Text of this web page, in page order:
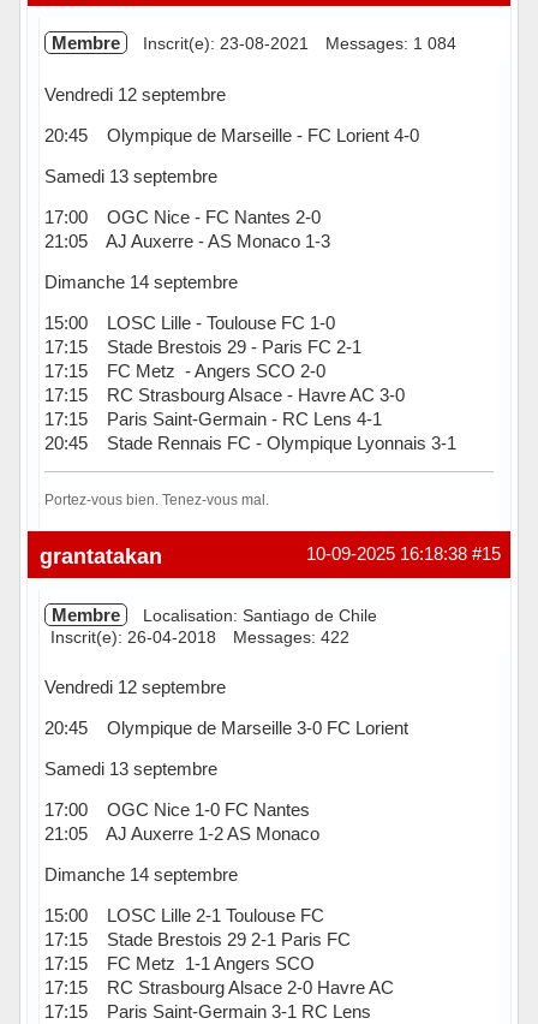
Membre Inscrit(e): 23-08-2021 Messages: 1 084
Vendredi 12 septembre
20:45 Olympique de Marseille - FC Lorient 4-0
Samedi 13 septembre
17:00 OGC Nice - FC Nantes 2-0
21:05 AJ Auxerre - AS Monaco 1-3
Dimanche 14 septembre
15:00 LOSC Lille - Toulouse FC 1-0
17:15 Stade Brestois 29 - Paris FC 2-1
17:15 FC Metz - Angers SCO 2-0
17:15 RC Strasbourg Alsace - Havre AC 3-0
17:15 Paris Saint-Germain - RC Lens 4-1
20:45 Stade Rennais FC - Olympique Lyonnais 3-1
Portez-vous bien. Tenez-vous mal.
Hors ligne #15
10-09-2025 16:18:38
grantatakan
Membre
Localisation: Santiago de Chile
Inscrit(e): 26-04-2018
Messages: 422
Vendredi 12 septembre
20:45 Olympique de Marseille 3-0 FC Lorient
Samedi 13 septembre
17:00 OGC Nice 1-0 FC Nantes
21:05 AJ Auxerre 1-2 AS Monaco
Dimanche 14 septembre
15:00 LOSC Lille 2-1 Toulouse FC
17:15 Stade Brestois 29 2-1 Paris FC
17:15 FC Metz 1-1 Angers SCO
17:15 RC Strasbourg Alsace 2-0 Havre AC
17:15 Paris Saint-Germain 3-1 RC Lens